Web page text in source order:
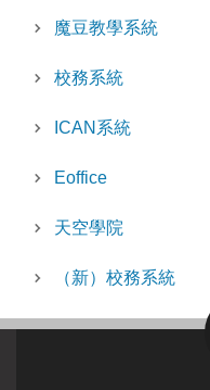
魔豆教學系統
校務系統
ICAN系統
Eoffice
天空學院
（新）校務系統